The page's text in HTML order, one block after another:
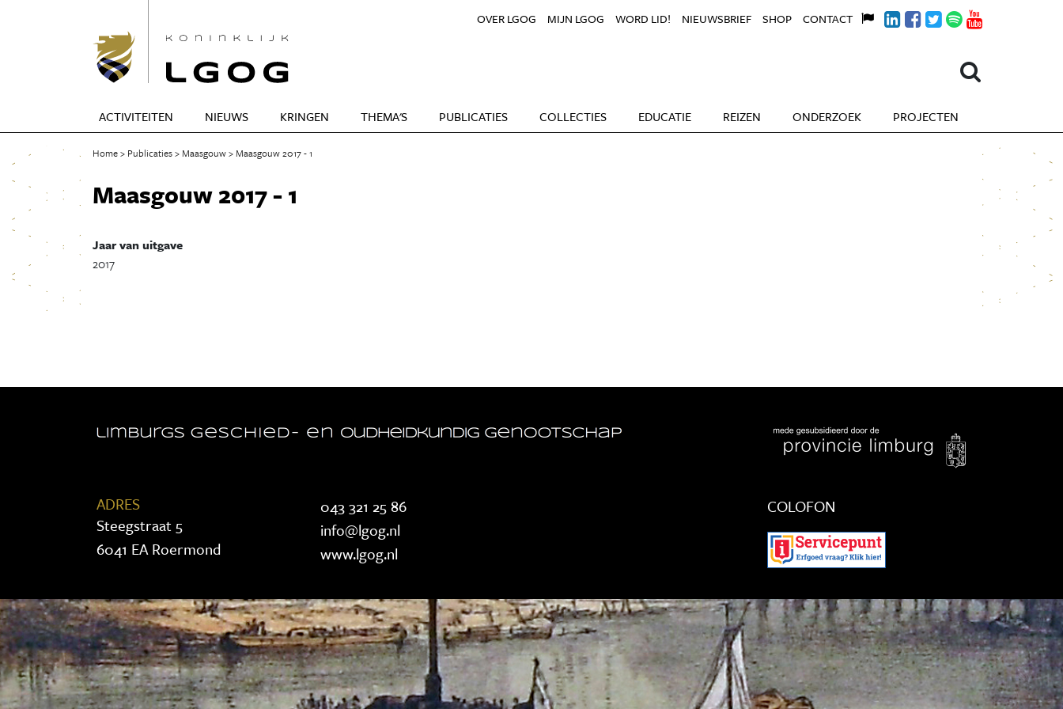
ACTIVITEITEN NIEUWS KRINGEN THEMA'S PUBLICATIES COLLECTIES EDUCATIE REIZEN ONDERZOEK PROJECTEN
OVER LGOG MIJN LGOG WORD LID! NIEUWSBRIEF SHOP CONTACT
Home Publicaties Maasgouw Maasgouw 2017 - 1
Maasgouw 2017 - 1
Jaar van uitgave
2017
ADRES
Steegstraat 5
6041 EA Roermond
043 321 25 86
info@lgog.nl
www.lgog.nl
COLOFON